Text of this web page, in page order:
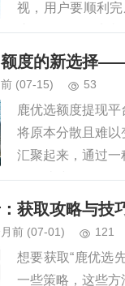
视，用户要顺利完
这一操作，首先
径，而是整个资金
额度的新选择
(07-15) 53
鹿优选额度提现
将原本分散且难
汇聚起来，通过一
行转让或提取现
并非偶然，而是源
获取攻略与技
前 (07-01) 121
想要获取“鹿优选
一些策略，这些方